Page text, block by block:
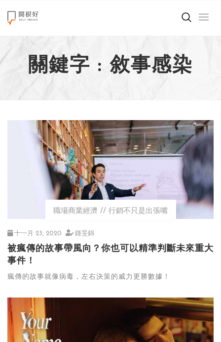
來點正能量
世界在想什麼
創造美好生活
職場商業經濟
影片專區
關於我們
關鍵字 : 敘事感染
職場商業經濟 行銷不只是出張嘴
十一月 23, 2020 鍾旻錦
被瘋傳的故事帶風向？你也可以精準判斷未來重大
事件！
瘋傳的故事就像病毒，左右決策的威力更勝數據！